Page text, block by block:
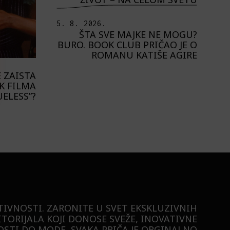
ZAISTA
FILMA
5. 8. 2026.
ŠTA SVE MAJKE NE MOGU?
BURO. BOOK CLUB PRIČAO JE O
ROMANU KATIŠE AGIRE
ZARONITE U SVET EKSKLUZIVNIH
KOJI DONOSE SVEŽE, INOVATIVNE